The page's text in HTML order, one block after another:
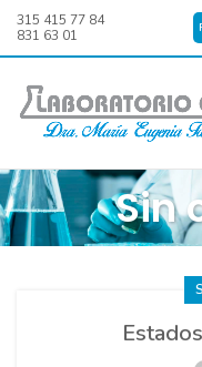
315 415 77 84
831 63 01
Sin